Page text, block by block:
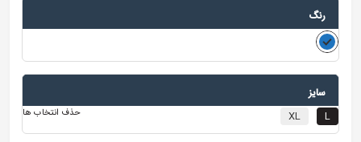
رنگ
سایز
L
XL حذف انتخاب ها